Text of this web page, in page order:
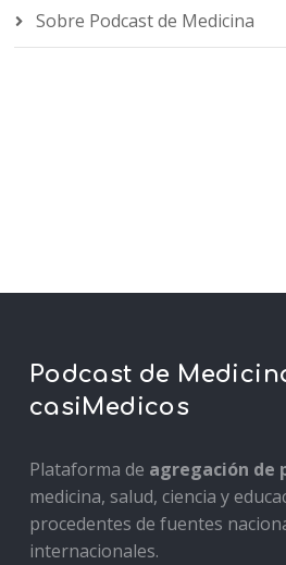
Sobre Podcast de Medicina
Podcast de
casiMedicos
Plataforma de agregación de
medicina, salud, ciencia y
procedentes de fuentes
internacionales.